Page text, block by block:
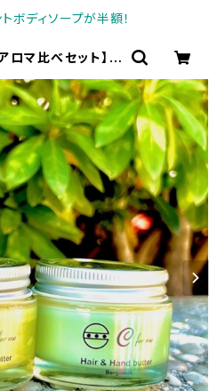
ボディソープが半額！
ロマ比べセット】C
アバーム | C f
インショップ